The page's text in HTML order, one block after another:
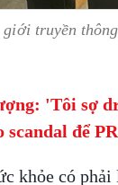
truyền
'Tôi sợ
để
khỏe có